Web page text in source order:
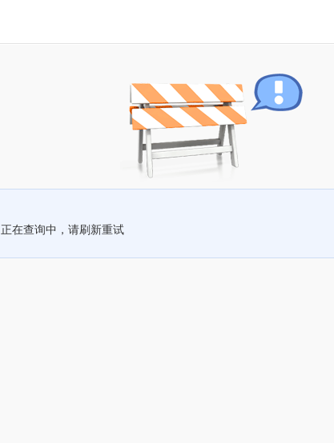
正在查询中，请刷新重试